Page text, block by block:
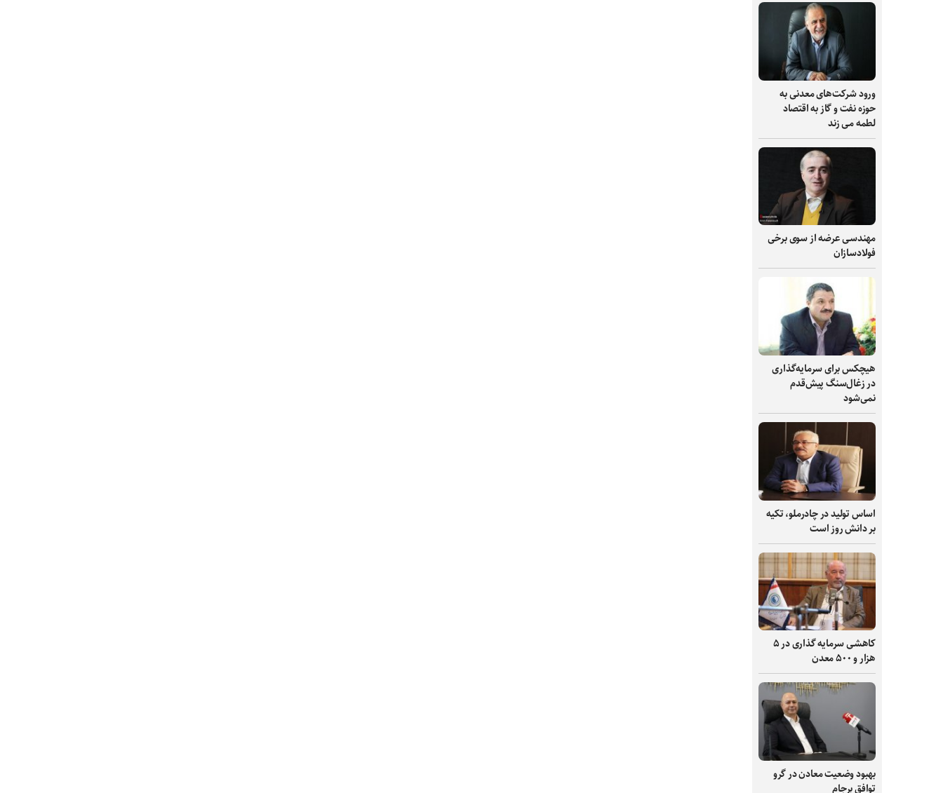
ورود شرکت‌های معدنی به
حوزه نفت و گاز به اقتصاد
لطمه می زند
مهندسی عرضه از سوی برخی
فولادسازان
هیچکس برای سرمایه‌گذاری
در زغال‌سنگ پیش‌قدم
نمی‌شود
اساس تولید در چادرملو، تکیه
بر دانش‌ روز است
کاهشی سرمایه گذاری در ۵
هزار و ۵۰۰ معدن
بهبود وضعیت معادن در گرو
توافق برجام